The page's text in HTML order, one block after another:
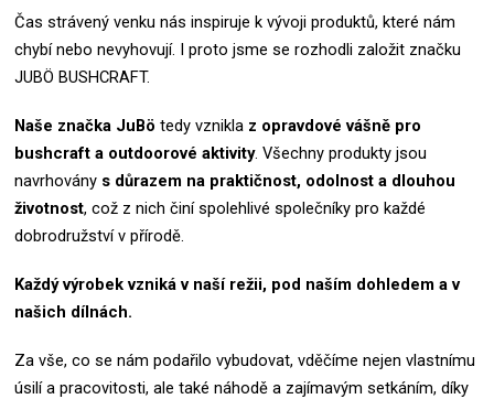
Čas strávený venku nás inspiruje k vývoji produktů, které nám
chybí nebo nevyhovují. I proto jsme se rozhodli založit značku
JUBÖ BUSHCRAFT.
Naše značka JuBö tedy vznikla z opravdové vášně pro
bushcraft a outdoorové aktivity. Všechny produkty jsou
navrhovány s důrazem na praktičnost, odolnost a dlouhou
životnost, což z nich činí spolehlivé společníky pro každé
dobrodružství v přírodě.
Každý výrobek vzniká v naší režii, pod naším dohledem a v
našich dílnách.
Za vše, co se nám podařilo vybudovat, vděčíme nejen vlastnímu
úsilí a pracovitosti, ale také náhodě a zajímavým setkáním, díky